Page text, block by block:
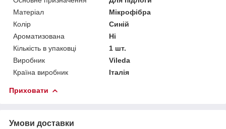
Матеріал
Мікрофібра
Колір
Синій
Ароматизована
Ні
Кількість в упаковці
1 шт.
Виробник
Vileda
Країна виробник
Італія
Приховати
Умови доставки